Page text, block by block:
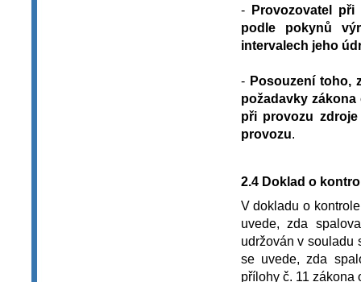
- Provozovatel
podle pokynů
intervalech jeho
- Posouzení toho,
požadavky
při provozu
provozu.
2.4 Doklad o
V dokladu o
uvede, zda
udržován v souladu
se uvede, zda
přílohy č. 11